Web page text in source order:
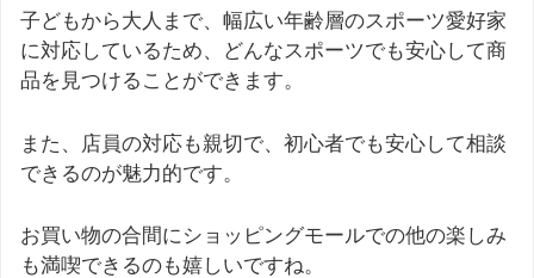
子どもから大人まで、幅広い年齢層のスポーツ愛好家
に対応しているため、どんなスポーツでも安心して商
品を見つけることができます。
また、店員の対応も親切で、初心者でも安心して相談
できるのが魅力的です。
お買い物の合間にショッピングモールでの他の楽しみ
も満喫できるのも嬉しいですね。